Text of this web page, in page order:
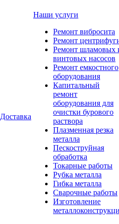
Доставка
Наши услуги
Ремонт вибросита
Ремонт
Ремонт шламовых
винтовых насосов
Ремонт емкостного
оборудования
Капитальный
ремонт
оборудования для
очистки бурового
раствора
Плазменная резка
металла
Пескоструйная
обработка
Токарные работы
Рубка металла
Гибка металла
Сварочные работы
Изготовление